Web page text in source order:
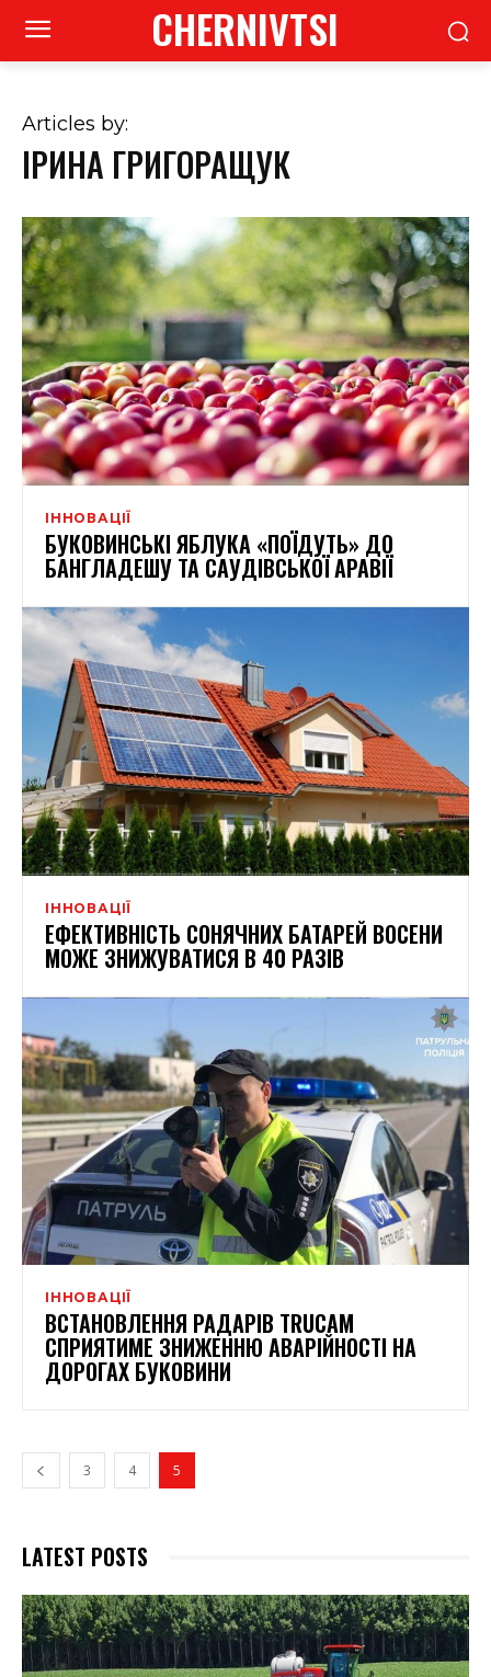
CHERNIVTSI
Articles by:
ІРИНА ГРИГОРАЩУК
ІННОВАЦІЇ
БУКОВИНСЬКІ ЯБЛУКА «ПОЇДУТЬ» ДО
БАНГЛАДЕШУ ТА САУДІВСЬКОЇ АРАВІЇ
ІННОВАЦІЇ
ЕФЕКТИВНІСТЬ СОНЯЧНИХ БАТАРЕЙ ВОСЕНИ
МОЖЕ ЗНИЖУВАТИСЯ В 40 РАЗІВ
ІННОВАЦІЇ
ВСТАНОВЛЕННЯ РАДАРІВ TRUСAM
СПРИЯТИМЕ ЗНИЖЕННЮ АВАРІЙНОСТІ НА
ДОРОГАХ БУКОВИНИ
3 4 5
LATEST POSTS